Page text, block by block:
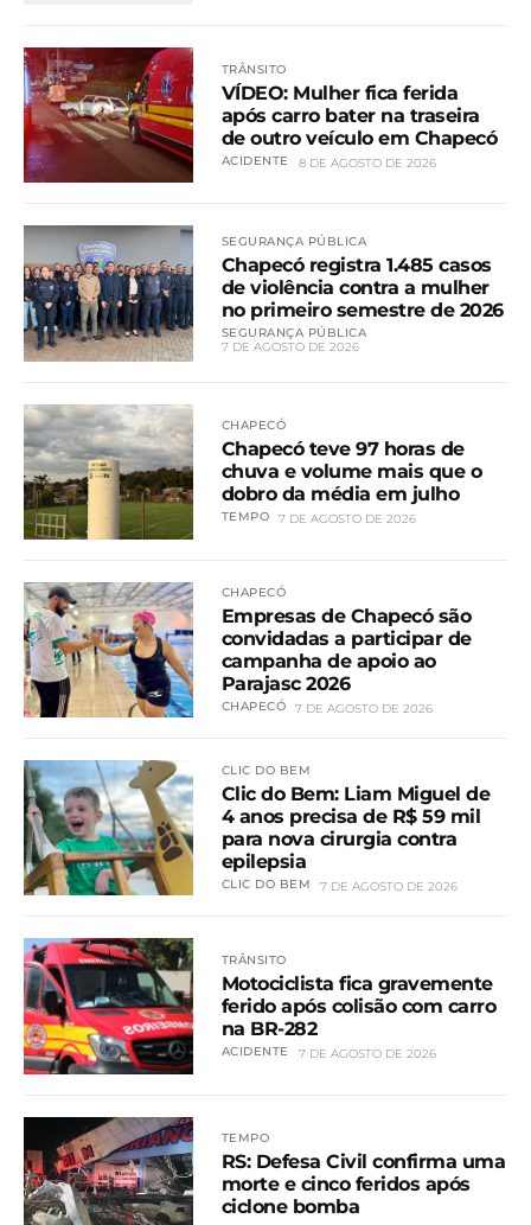
TRÂNSITO
VÍDEO: Mulher fica ferida
após carro bater na traseira
de outro veículo em Chapecó
ACIDENTE 8 DE AGOSTO DE 2026
SEGURANÇA PÚBLICA
Chapecó registra 1.485 casos
de violência contra a mulher
no primeiro semestre de 2026
SEGURANÇA PÚBLICA
7 DE AGOSTO DE 2026
CHAPECÓ
Chapecó teve 97 horas de
chuva e volume mais que o
dobro da média em julho
TEMPO 7 DE AGOSTO DE 2026
CHAPECÓ
Empresas de Chapecó são
convidadas a participar de
campanha de apoio ao
Parajasc 2026
CHAPECÓ 7 DE AGOSTO DE 2026
CLIC DO BEM
Clic do Bem: Liam Miguel de
4 anos precisa de R$ 59 mil
para nova cirurgia contra
epilepsia
CLIC DO BEM 7 DE AGOSTO DE 2026
TRÂNSITO
Motociclista fica gravemente
ferido após colisão com carro
na BR-282
ACIDENTE 7 DE AGOSTO DE 2026
TEMPO
RS: Defesa Civil confirma uma
morte e cinco feridos após
ciclone bomba